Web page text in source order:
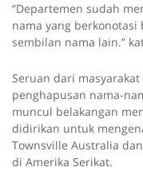
“Departemen sudah
nama yang
sembilan nama lain.”
Seruan dari
penghapusan nama-
muncul belakangan
didirikan untuk
Townsville Australia
di Amerika Serikat.